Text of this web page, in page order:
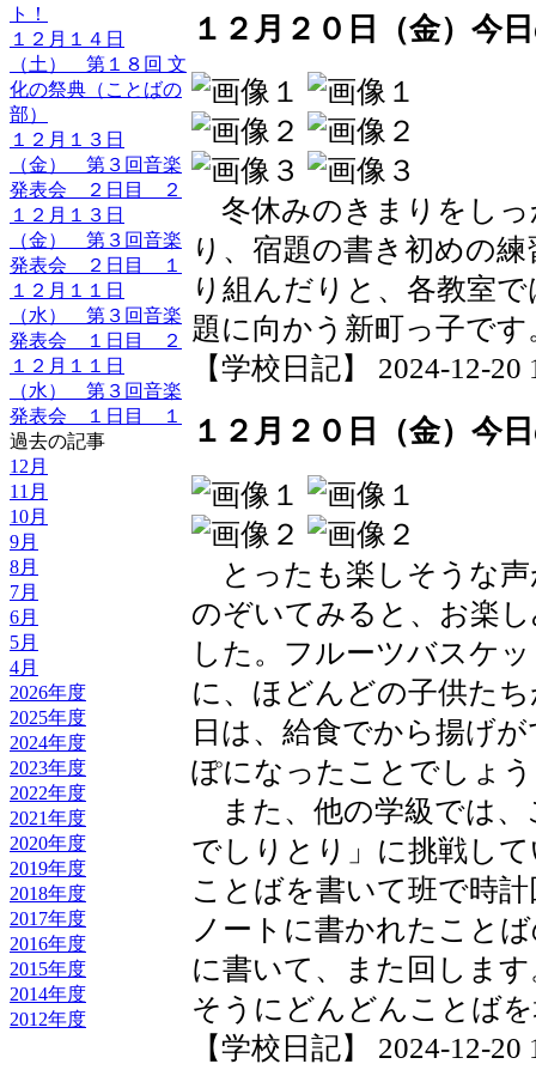
ト！
１２月１４日
（土） 第１８回 文
化の祭典（ことばの
部）
１２月１３日
（金） 第３回音楽
発表会 ２日目 ２
１２月１３日
（金） 第３回音楽
発表会 ２日目 １
１２月１１日
（水） 第３回音楽
発表会 １日目 ２
１２月１１日
（水） 第３回音楽
発表会 １日目 １
過去の記事
12月
11月
10月
9月
8月
7月
6月
5月
4月
2026年度
2025年度
2024年度
2023年度
2022年度
2021年度
2020年度
2019年度
2018年度
2017年度
2016年度
2015年度
2014年度
2012年度
１２月２０日（金）今
冬休みのきまりをしっ
り、宿題の書き初めの
り組んだりと、各教室
題に向かう新町っ子です
【学校日記】 2024-12-20
１２月２０日（金）今
とったも楽しそうな声
のぞいてみると、お楽
した。フルーツバスケ
に、ほどんどの子供た
日は、給食でから揚げ
ぽになったことでしょ
また、他の学級では、
でしりとり」に挑戦し
ことばを書いて班で時
ノートに書かれたこと
に書いて、また回しま
そうにどんどんことば
【学校日記】 2024-12-20